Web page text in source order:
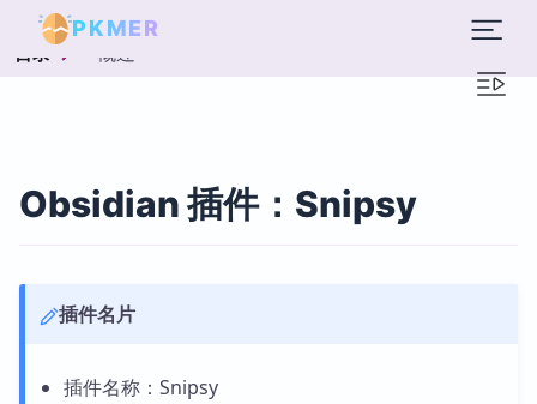
PKMER
目录 概述
Obsidian 插件：Snipsy
插件名片
插件名称：Snipsy